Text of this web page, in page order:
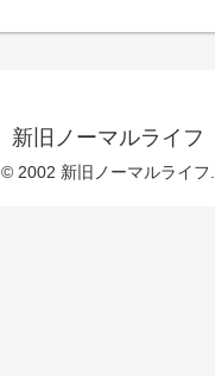
新旧ノーマルライフ
© 2002 新旧ノーマルライフ.